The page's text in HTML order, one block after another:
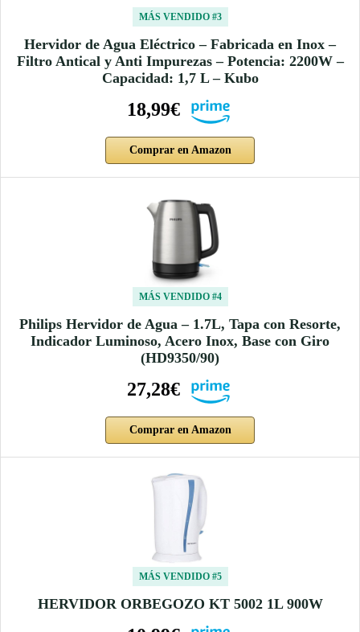
MÁS VENDIDO #3
Hervidor de Agua Eléctrico – Fabricada en Inox –
Filtro Antical y Anti Impurezas – Potencia: 2200W –
Capacidad: 1,7 L – Kubo
18,99€
Comprar en Amazon
MÁS VENDIDO #4
Philips Hervidor de Agua – 1.7L, Tapa con Resorte,
Indicador Luminoso, Acero Inox, Base con Giro
(HD9350/90)
27,28€
Comprar en Amazon
MÁS VENDIDO #5
HERVIDOR ORBEGOZO KT 5002 1L 900W